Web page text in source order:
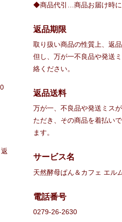
◆商品代引…商品お届け時に
返品期限
取り扱い商品の性質上、返
但し、万が一不良品や発送
絡ください。
返品送料
万が一、不良品や発送ミス
ただき、その商品を着払い
ます。
サービス名
天然酵母ぱん＆カフェ エル
電話番号
0279-26-2630